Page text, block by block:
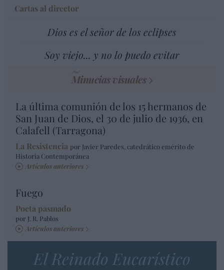
Cartas al director
Dios es el señor de los eclipses
Soy viejo... y no lo puedo evitar
Minucias visuales
La última comunión de los 15 hermanos de
San Juan de Dios, el 30 de julio de 1936, en
Calafell (Tarragona)
La Resistencia por Javier Paredes, catedrático emérito de
Historia Contemporánea
Artículos anteriores
Fuego
Poeta pasmado
por J. R. Pablos
Artículos anteriores
El Reinado Eucarístico